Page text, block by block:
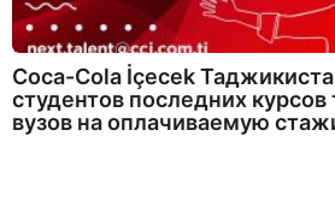
Coca-Cola İçecek
студентов последних
вузов на оплачиваемую